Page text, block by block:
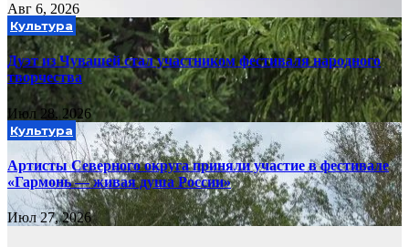
Авг 6, 2026
Культура
Дуэт из Чувашей стал участником фестиваля народного
творчества
Июл 28, 2026
Культура
Артисты Северного округа приняли участие в фестивале
«Гармонь — живая душа России»
Июл 27, 2026